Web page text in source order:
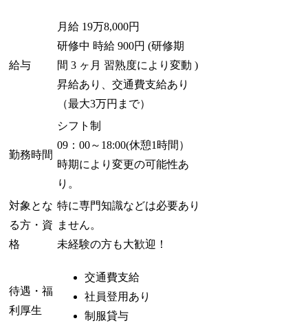
給与
月給 19万8,000円
研修中 時給 900円 (研修期
間3 ヶ月 習熟度により変動 )
昇給あり、交通費支給あり
（最大3万円まで）
勤務時間
シフト制
09：00～18:00(休憩1時間）
時期により変更の可能性あ
り。
対象とな
る方・資
格
特に専門知識などは必要あり
ません。
未経験の方も大歓迎！
待遇・福
利厚生
交通費支給
社員登用あり
制服貸与